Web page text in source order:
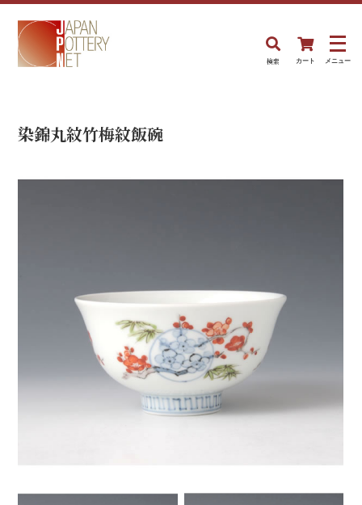
検索 カート メニュー
染錦丸紋竹梅紋飯碗